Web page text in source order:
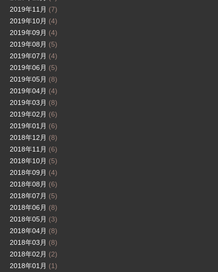
2019年11月 (7)
2019年10月 (4)
2019年09月 (4)
2019年08月 (5)
2019年07月 (4)
2019年06月 (5)
2019年05月 (8)
2019年04月 (4)
2019年03月 (8)
2019年02月 (6)
2019年01月 (6)
2018年12月 (8)
2018年11月 (6)
2018年10月 (5)
2018年09月 (4)
2018年08月 (6)
2018年07月 (5)
2018年06月 (8)
2018年05月 (3)
2018年04月 (8)
2018年03月 (8)
2018年02月 (2)
2018年01月 (1)